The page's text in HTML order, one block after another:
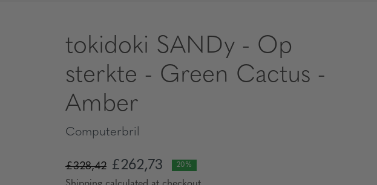
tokidoki SANDy - Op
sterkte - Green Cactus -
Amber
Computerbril
£328,42 £262,73 20%